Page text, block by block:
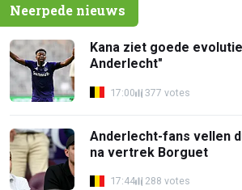
Neerpede nieuws
Kana ziet goede
Anderlecht"
17:00 377 votes
Anderlecht-fans vellen
na vertrek Borguet
17:44 288 votes